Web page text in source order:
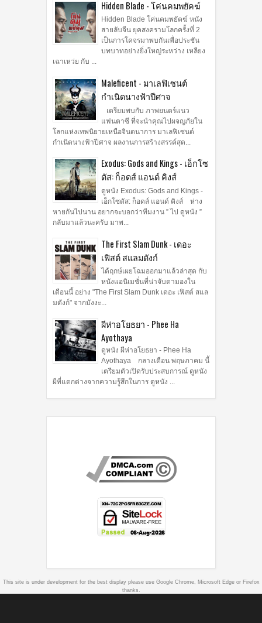
Hidden Blade - โค่นคมพยัคฆ์
Hidden Blade โค่นคมพยัคฆ์ หนัง
สายลับจีน ยุคสงครามโลกครั้งที่ 2
เป็นการโคจรมาพบกันเพื่อประชัน
บทบาทอย่างยิ่งใหญ่ระหว่าง เหลียง
เฉาเหว่ย กับ ...
Maleficent - มาเลฟิเซนต์
กำเนิดนางฟ้าปีศาจ
เตรียมพบกับ ภาพยนตร์แนว
แฟนตาซี ที่จะนำคุณไปผจญภัยใน
โลกแห่งเทพนิยายเหนือจินตนาการ มาเลฟิเซนต์
กำเนิดนางฟ้าปีศาจ ผลงานการสร้างสรรค์สุด...
Exodus: Gods and Kings - เอ็กโซ
ดัส: ก็อดส์ แอนด์ คิงส์
ดูหนัง Exodus: Gods and Kings -
เอ็กโซดัส: ก็อดส์ แอนด์ คิงส์ ห่าง
หายกันไปนาน อยากจะบอกว่าทีมงาน ” ไป ดูหนัง ”
กลับมาแล้วนะครับ มาพ...
The First Slam Dunk - เดอะ
เฟิสต์ สแลมดังก์
ได้ฤกษ์เผยโฉมออกมาแล้วล่าสุด กับ
หนังแอนิเมชั่นที่น่าจับตามองใน
เดือนนี้ อย่าง "The First Slam Dunk เดอะ เฟิสต์ สแล
มดังก์" จากมังงะ...
ผีห่าอโยธยา - Phee Ha
Ayothaya
ดูหนัง ผีห่าอโยธยา - Phee Ha
Ayothaya กลางเดือน พฤษภาคม นี้
เตรียมตัวเปิดรับประสบการณ์ ดูหนัง
ผีที่แตกต่างจากความรู้สึกในการ ดูหนัง ...
This site is under development for the best display please use Google Chrome, Microsoft Edge or Firefox
thanks.